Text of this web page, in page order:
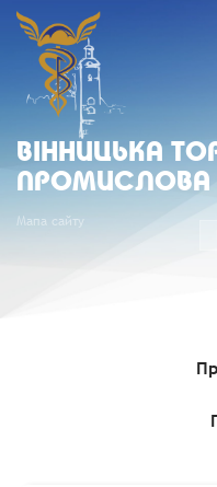
ВIННИЦЬКА
ПРОМИСЛОВА
Мапа сайту
Комерційні